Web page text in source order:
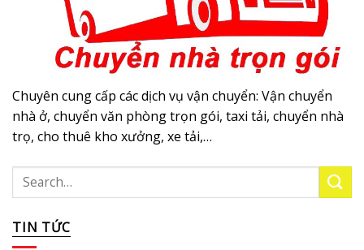
Chuyên cung cấp các dịch vụ vận chuyển: Vận chuyển
nhà ở, chuyển văn phòng trọn gói, taxi tải, chuyển nhà
trọ, cho thuê kho xưởng, xe tải,…
TIN TỨC